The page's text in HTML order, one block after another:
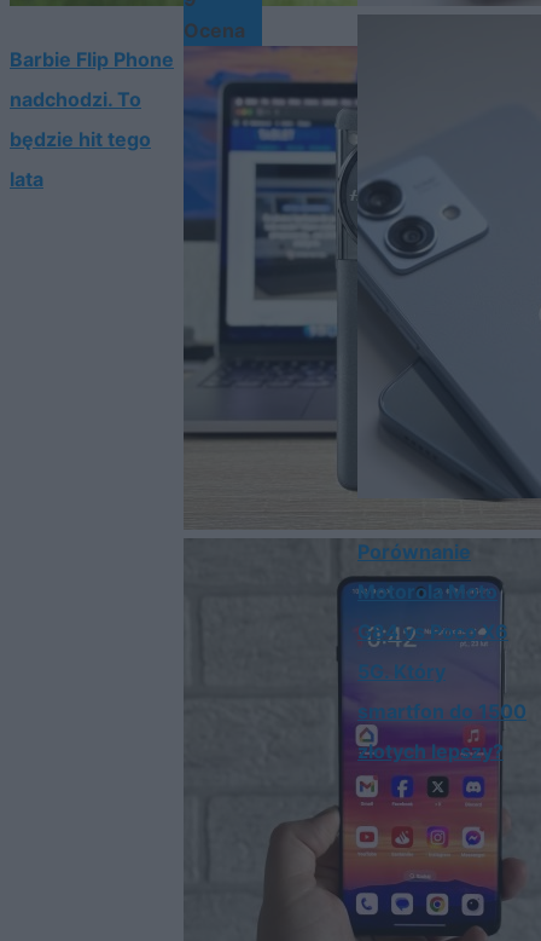
Barbie Flip Phone
nadchodzi. To
będzie hit tego
lata
Ocena
Porównanie
Motorola Moto
G84 vs Poco X6
5G. Który
smartfon do 1500
złotych lepszy?